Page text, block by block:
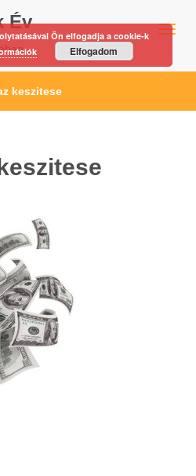
Év
keszitese
Ön elfogadja a cookie-k
Elfogadom